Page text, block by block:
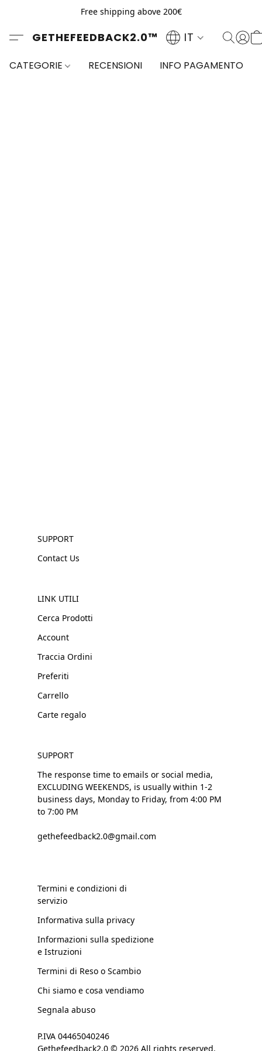
Free shipping above 200€
GETHEFEEDBACK2.0™ IT
CATEGORIE RECENSIONI INFO PAGAMENTO
SUPPORT
Contact Us
LINK UTILI
Cerca Prodotti
Account
Traccia Ordini
Preferiti
Carrello
Carte regalo
SUPPORT
The response time to emails or social media,
EXCLUDING WEEKENDS, is usually within 1-2
business days, Monday to Friday, from 4:00 PM
to 7:00 PM
gethefeedback2.0@gmail.com
Termini e condizioni di
servizio
Informativa sulla privacy
Informazioni sulla spedizione
e Istruzioni
Termini di Reso o Scambio
Chi siamo e cosa vendiamo
Segnala abuso
P.IVA 04465040246
Gethefeedback2.0 © 2026 All rights reserved.